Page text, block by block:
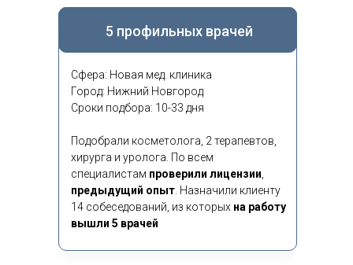
5 профильных врачей
Сфера: Новая мед. клиника
Город: Нижний Новгород
Сроки подбора: 10-33 дня
Подобрали косметолога, 2 терапевтов,
хирурга и уролога. По всем
специалистам проверили лицензии
предыдущий опыт Назначили клиенту
14 собеседований, из которых на работу
вышли 5 врачей